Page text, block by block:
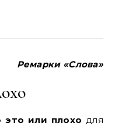
Ремарки «Слова»
это или плохо для